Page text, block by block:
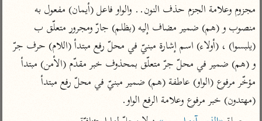
Type 1 or more
characters for results.
أمّهات
تفسير الطبري
تفسير ابن كثير
تفسير القرطبي
تفسير البغوي
عامّة
فتح البيان للقنوجي
فتح القدير للشوكاني
تفسير ابن جزي
معاصرة
الميسر
المختصر في
التفسير
تفسير السعدي
(يلبسوا) ، (أولاء) اسم إشارة مبنيّ في محلّ رفع مبتدأ (اللام) حرف جرّ
(مهتدون) خبر مرفوع وعلامة الرفع الواو.